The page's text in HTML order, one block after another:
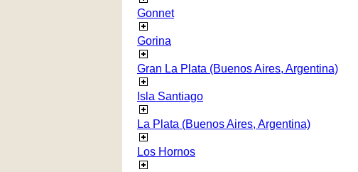
Gonnet
Gorina
Gran La Plata (Buenos Aires, Argentina)
Isla Santiago
La Plata (Buenos Aires, Argentina)
Los Hornos